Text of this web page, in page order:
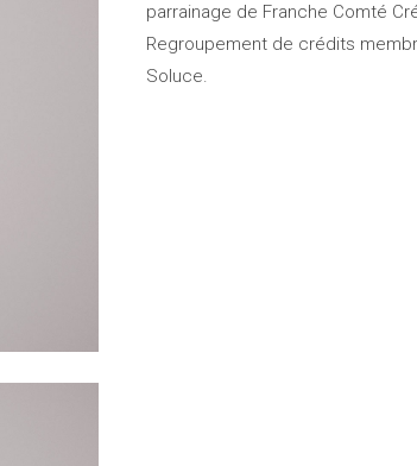
parrainage de Franche Comté
Regroupement de crédits
Soluce.